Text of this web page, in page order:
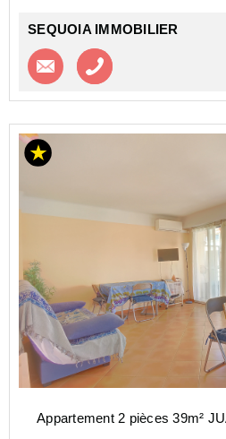
SEQUOIA IMMOBILIER
Contacter l'agence
Appartement 2 pièces 39m²